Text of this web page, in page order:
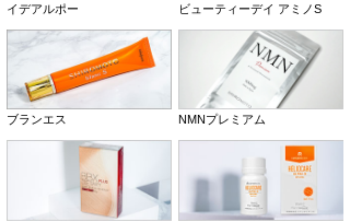
イデアルポー ビューティーデイ アミノS
ブランエス NMNプレミアム